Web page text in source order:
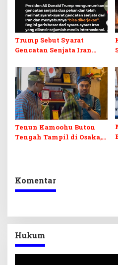
Trump Sebut Syarat
Gencatan Senjata Iran
Poin Utamanya
Tenun Kamoohu Buton
Tengah Tampil di Osaka,
Komentar
Hukum